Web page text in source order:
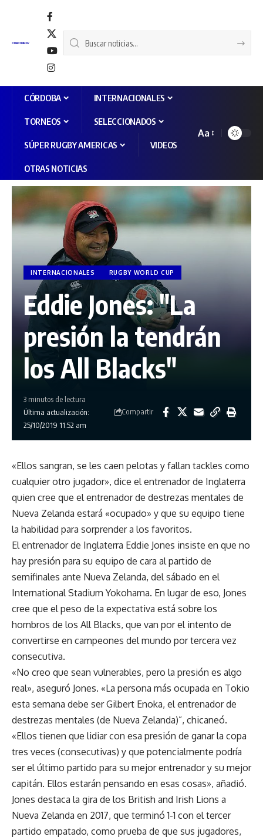
CÓRDOBA INTERNACIONALES
TORNEOS SELECCIONADOS
SÚPER RUGBY AMERICAS VIDEOS
OTRAS NOTICIAS
Aa
INTERNACIONALES RUGBY WORLD CUP
Eddie Jones: "La
presión la tendrán
los All Blacks"
Última actualización:
25/10/2019 11:52 am
3 minutos de lectura
Compartir
«Ellos sangran, se les caen pelotas y fallan tackles como
cualquier otro jugador», dice el entrenador de Inglaterra
quien cree que el entrenador de destrezas mentales de
Nueva Zelanda estará «ocupado» y que su equipo tiene
la habilidad para sorprender a los favoritos.
El entrenador de Inglaterra Eddie Jones insiste en que no
hay presión para su equipo de cara al partido de
semifinales ante Nueva Zelanda, del sábado en el
International Stadium Yokohama. En lugar de eso, Jones
cree que el peso de la expectativa está sobre los
hombros de los All Blacks, que van por el intento de
convertirse en campeones del mundo por tercera vez
consecutiva.
«No creo que sean vulnerables, pero la presión es algo
real», aseguró Jones. «La persona más ocupada en Tokio
esta semana debe ser Gilbert Enoka, el entrenador de
destrezas mentales (de Nueva Zelanda)”, chicaneó.
«Ellos tienen que lidiar con esa presión de ganar la copa
tres veces (consecutivas) y que potencialmente podría
ser el último partido para su mejor entrenador y su mejor
capitán. Ellos estarán pensando en esas cosas», añadió.
Jones destaca la gira de los British and Irish Lions a
Nueva Zelanda en 2017, que terminó 1-1 con el tercer
partido empatado, como prueba de que sus jugadores,